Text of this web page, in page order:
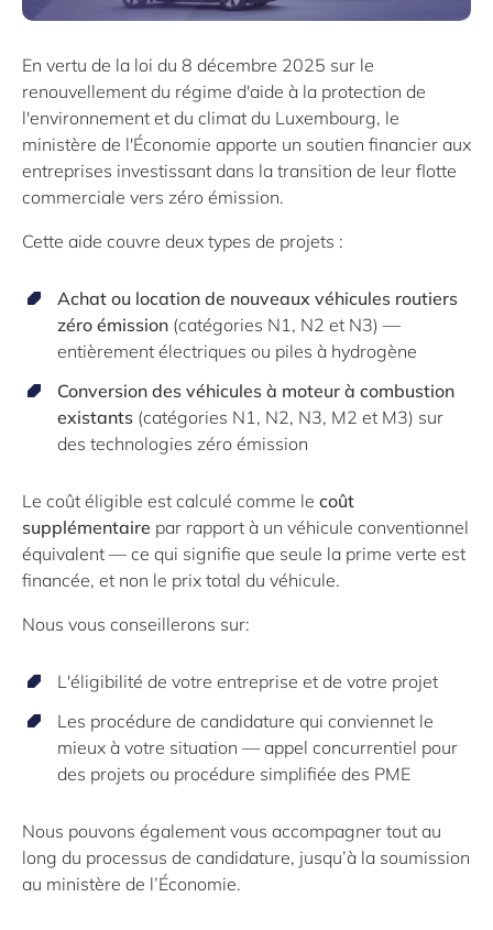
En vertu de la loi du 8 décembre 2025 sur le
renouvellement du régime d'aide à la protection de
l'environnement et du climat du Luxembourg, le
ministère de l'Économie apporte un soutien financier aux
entreprises investissant dans la transition de leur flotte
commerciale vers zéro émission.
Cette aide couvre deux types de projets :
Achat ou location de nouveaux véhicules routiers
zéro émission (catégories N1, N2 et N3) —
entièrement électriques ou piles à hydrogène
Conversion des véhicules à moteur à combustion
existants (catégories N1, N2, N3, M2 et M3) sur
des technologies zéro émission
Le coût éligible est calculé comme le coût
supplémentaire par rapport à un véhicule conventionnel
équivalent — ce qui signifie que seule la prime verte est
financée, et non le prix total du véhicule.
Nous vous conseillerons sur:
L'éligibilité de votre entreprise et de votre projet
Les procédure de candidature qui conviennet le
mieux à votre situation — appel concurrentiel pour
des projets ou procédure simplifiée des PME
Nous pouvons également vous accompagner tout au
long du processus de candidature, jusqu’à la soumission
au ministère de l’Économie.